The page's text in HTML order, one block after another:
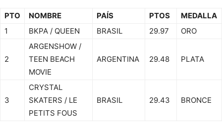
PTO NOMBRE PAÍS PTOS
MEDALLA
1
BKPA / QUEEN BRASIL 29.97 ORO
2
ARGENSHOW /
TEEN BEACH
MOVIE
ARGENTINA 29.48 PLATA
3
CRYSTAL
SKATERS / LE
PETITS FOUS
BRASIL 29.43 BRONCE